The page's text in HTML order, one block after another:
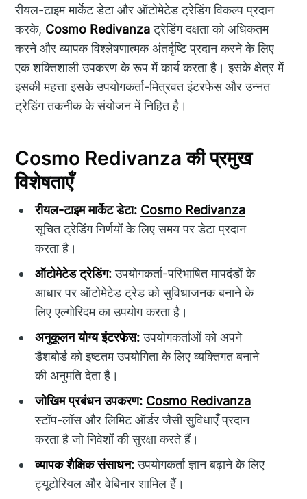
रीयल-टाइम मार्केट डेटा और ऑटोमेटेड ट्रेडिंग विकल्प प्रदान
करके, Cosmo Redivanzaट्रेडिंग दक्षता को अधिकतम
करने और व्यापक विश्लेषणात्मक अंतर्दृष्टि प्रदान करने के लिए
एक शक्तिशाली उपकरण के रूप में कार्य करता है। इसके क्षेत्र में
इसकी महत्ता इसके उपयोगकर्ता-मित्रवत इंटरफेस और उन्नत
ट्रेडिंग तकनीक के संयोजन में निहित है।
Cosmo Redivanza की प्रमुख
विशेषताएँ
रीयल-टाइम मार्केट डेटा: Cosmo Redivanza
सूचित ट्रेडिंग निर्णयों के लिए समय पर डेटा प्रदान
करता है।
ऑटोमेटेड ट्रेडिंग:उपयोगकर्ता-परिभाषित मापदंडों के
आधार पर ऑटोमेटेड ट्रेड को सुविधाजनक बनाने के
लिए एल्गोरिदम का उपयोग करता है।
अनुकूलन योग्य इंटरफेस:उपयोगकर्ताओं को अपने
डैशबोर्ड को इष्टतम उपयोगिता के लिए व्यक्तिगत बनाने
की अनुमति देता है।
जोखिम प्रबंधन उपकरण: Cosmo Redivanza
स्टॉप-लॉस और लिमिट ऑर्डर जैसी सुविधाएँ प्रदान
करता है जो निवेशों की सुरक्षा करते हैं।
व्यापक शैक्षिक संसाधन:उपयोगकर्ता ज्ञान बढ़ाने के लिए
ट्यूटोरियल और वेबिनार शामिल हैं।